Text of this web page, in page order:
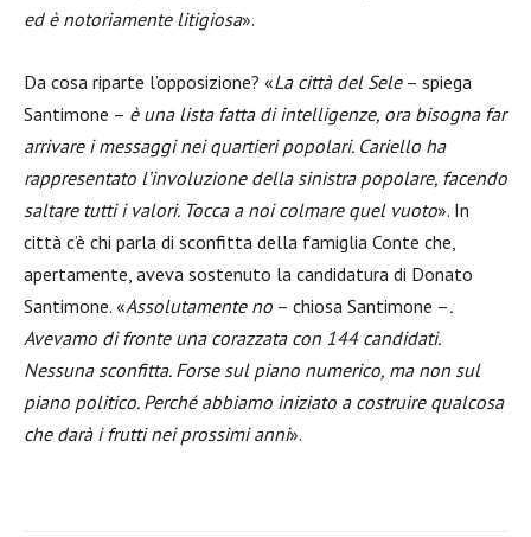
ed è notoriamente litigiosa».
Da cosa riparte l’opposizione? «La città del Sele– spiega
Santimone – è una lista fatta di intelligenze, ora bisogna far
arrivare i messaggi nei quartieri popolari. Cariello ha
rappresentato l’involuzione della sinistra popolare, facendo
saltare tutti i valori. Tocca a noi colmare quel vuoto». In
città c’è chi parla di sconfitta della famiglia Conte che,
apertamente, aveva sostenuto la candidatura di Donato
Santimone. «Assolutamente no – chiosa Santimone –.
Avevamo di fronte una corazzata con 144 candidati.
Nessuna sconfitta. Forse sul piano numerico, ma non sul
piano politico. Perché abbiamo iniziato a costruire qualcosa
che darà i frutti nei prossimi anni».